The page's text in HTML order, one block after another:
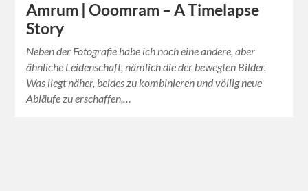
Amrum | Ooomram – A Timelapse
Story
Neben der Fotografie habe ich noch eine andere, aber
ähnliche Leidenschaft, nämlich die der bewegten Bilder.
Was liegt näher, beides zu kombinieren und völlig neue
Abläufe zu erschaffen,…